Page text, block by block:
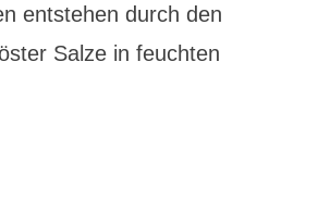
entstehen durch den
Salze in feuchten